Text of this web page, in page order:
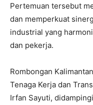
Pertemuan tersebut
dan memperkuat
industrial yang
dan pekerja.
Rombongan
Tenaga Kerja dan
Irfan Sayuti,